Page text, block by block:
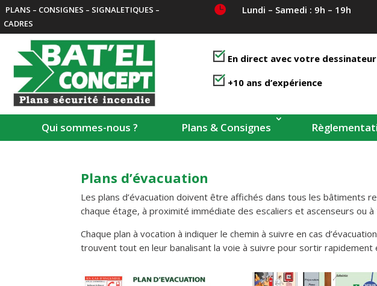
PLANS – CONSIGNES – SIGNALETIQUES –
CADRES
 Lundi – Samedi : 9h – 19h
En direct avec votre dessinateur
+10 ans d’expérience
Qui sommes-nous ? Plans & Consignes
Plans d’évacuation
Les plans d’évacuation doivent être affichés dans tous les bâtiments
chaque étage, à proximité immédiate des escaliers et ascenseurs ou
Chaque plan à vocation à indiquer le chemin à suivre en cas
trouvent tout en leur banalisant la voie à suivre pour sortir rapidement